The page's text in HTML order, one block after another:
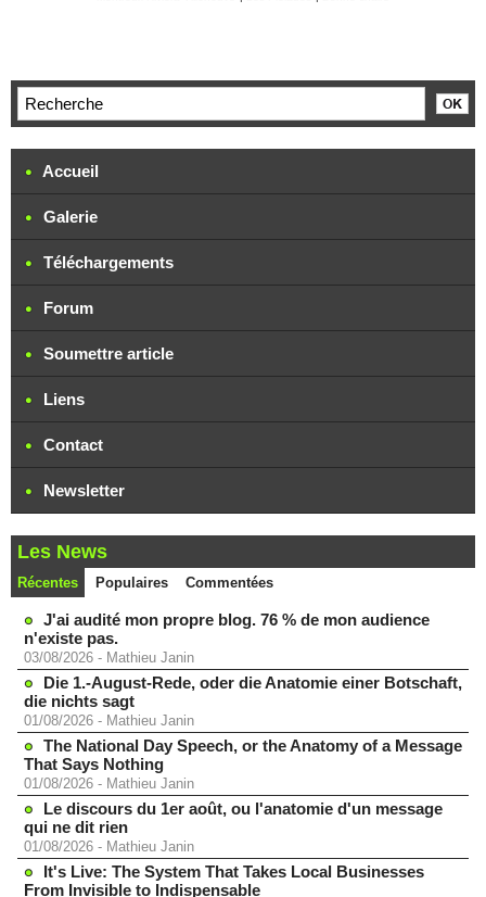
Accueil
Galerie
Téléchargements
Forum
Soumettre article
Liens
Contact
Newsletter
Les News
Récentes Populaires Commentées
J'ai audité mon propre blog. 76 % de mon audience
n'existe pas.
03/08/2026 - Mathieu Janin
Die 1.-August-Rede, oder die Anatomie einer Botschaft,
die nichts sagt
01/08/2026 - Mathieu Janin
The National Day Speech, or the Anatomy of a Message
That Says Nothing
01/08/2026 - Mathieu Janin
Le discours du 1er août, ou l'anatomie d'un message
qui ne dit rien
01/08/2026 - Mathieu Janin
It's Live: The System That Takes Local Businesses
From Invisible to Indispensable